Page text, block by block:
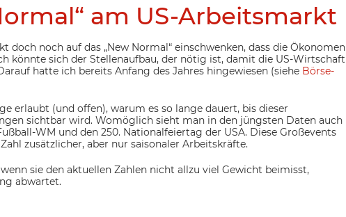
am US-Arbeitsmarkt
doch noch auf das „New Normal“ einschwenken, dass die Ökonomen
könnte sich der Stellenaufbau, der nötig ist, damit die US-Wirtschaft
hatte ich bereits Anfang des Jahres hingewiesen (siehe Börse-
erlaubt (und offen), warum es so lange dauert, bis dieser
sichtbar wird. Womöglich sieht man in den jüngsten Daten auch
WM und den 250. Nationalfeiertag der USA. Diese Großevents
zusätzlicher, aber nur saisonaler Arbeitskräfte.
sie den aktuellen Zahlen nicht allzu viel Gewicht beimisst,
abwartet.